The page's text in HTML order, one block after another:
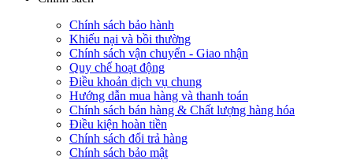
Chính sách bảo hành
Khiếu nại và bồi thường
Chính sách vận chuyển - Giao nhận
Quy chế hoạt động
Điều khoản dịch vụ chung
Hướng dẫn mua hàng và thanh toán
Chính sách bán hàng & Chất lượng hàng hóa
Điều kiện hoàn tiền
Chính sách đổi trả hàng
Chính sách bảo mật